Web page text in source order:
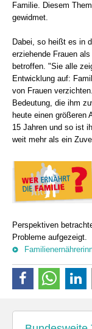
Familie. Diesem
gewidmet.
Dabei, so heißt es in
erziehende Frauen
betroffen. "Sie alle
Entwicklung auf:
von Frauen
Bedeutung, die ihm
heute einen größeren
15 Jahren und so ist
weit mehr als ein
Perspektiven
Probleme aufgezeigt.